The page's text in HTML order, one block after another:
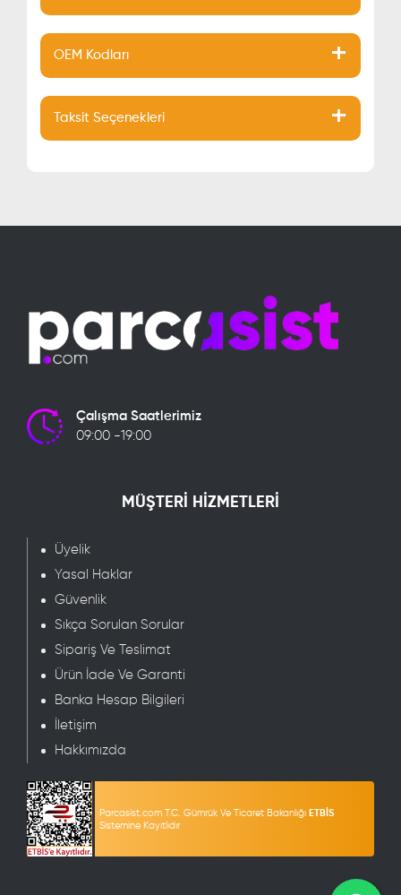
OEM Kodları
Taksit Seçenekleri
Çalışma Saatlerimiz
09:00 -19:00
MÜŞTERİ HİZMETLERİ
Üyelik
Yasal Haklar
Güvenlik
Sıkça Sorulan Sorular
Sipariş Ve Teslimat
Ürün İade Ve Garanti
Banka Hesap Bilgileri
İletişim
Hakkımızda
Parcasist.com T.C. Gümrük Ve Ticaret Bakanlığı ETBİS
Sistemine Kayıtlıdır